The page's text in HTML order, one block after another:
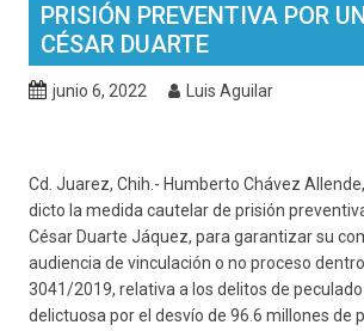
PRISIÓN PREVENTIVA POR
CÉSAR DUARTE
junio 6, 2022 Luis Aguilar
Cd. Juarez, Chih.- Humberto Chávez
dicto la medida cautelar de prisión
César Duarte Jáquez, para garantizar su
audiencia de vinculación o no proceso
3041/2019, relativa a los delitos de
delictuosa por el desvío de 96.6 millones de